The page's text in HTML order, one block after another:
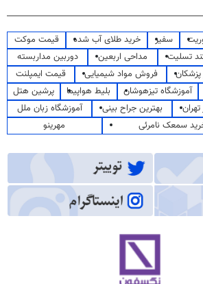
سفیر خرید طلای آب شده
قیمت موکت
تسلیت مداحی اربعین
دوربین مداربسته
فروش مواد شیمیایی
قیمت ایمپلنت
آموزشگاه تیزهوشان بلیط هواپیما
پرشین هتل
بهترین جراح بینی
آموزشگاه زبان ملل
سمعک نامرئی
مهرینو